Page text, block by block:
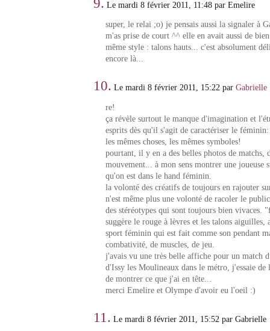
9. Le mardi 8 février 2011, 11:48 par Emelire
super, le relai ;o) je pensais aussi la signaler à
m'as prise de court ^^ elle en avait aussi de
même style : talons hauts... c'est absolument
encore là...
10. Le mardi 8 février 2011, 15:22 parGabrielle
re!
ça révèle surtout le manque d'imagination et
esprits dès qu'il s'agit de caractériser le
les mêmes choses, les mêmes symboles!
pourtant, il y en a des belles photos de matchs,
mouvement... à mon sens montrer une joueuse
qu'on est dans le hand féminin.
la volonté des créatifs de toujours en rajouter
n'est même plus une volonté de racoler le
des stéréotypes qui sont toujours bien vivaces.
suggère le rouge à lèvres et les talons aiguilles,
sport féminin qui est fait comme son pendant
combativité, de muscles, de jeu.
j'avais vu une très belle affiche pour un match
d'Issy les Moulineaux dans le métro, j'essaie
de montrer ce que j'ai en tête...
merci Emelire et Olympe d'avoir eu l'oeil :)
11. Le mardi 8 février 2011, 15:52 par Gabrielle